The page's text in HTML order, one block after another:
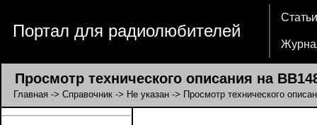
Портал для радиолюбителей
Статьи
Просмотр технического описания на
Главная -> Справочник -> Не указан -> Просмотр технического